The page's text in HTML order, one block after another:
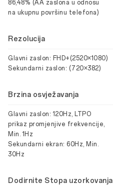
86,48% (AA zaslona u odnosu
na ukupnu površinu telefona)
Rezolucija
Glavni zaslon: FHD+(2520×1080)
Sekundarni zaslon: (720×382)
Brzina osvježavanja
Glavni zaslon: 120Hz, LTPO
prikaz promjenjive frekvencije,
Min. 1Hz
Sekundarni ekran: 60Hz, Min.
30Hz
Dodirnite Stopa uzorkovanja